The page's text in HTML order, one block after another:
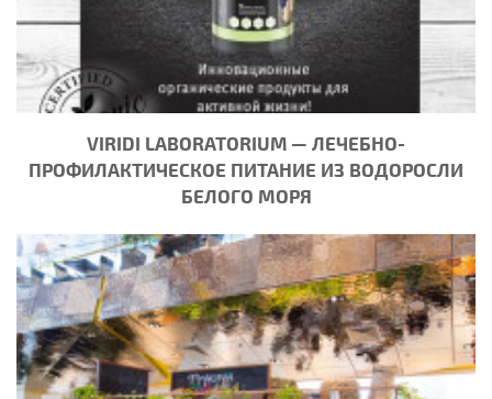
VIRIDI LABORATORIUM — ЛЕЧЕБНО-
ПРОФИЛАКТИЧЕСКОЕ ПИТАНИЕ ИЗ ВОДОРОСЛИ
БЕЛОГО МОРЯ